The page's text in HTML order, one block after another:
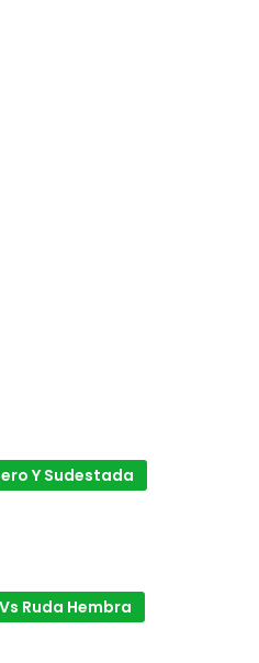
Y Sudestada
Ruda Hembra